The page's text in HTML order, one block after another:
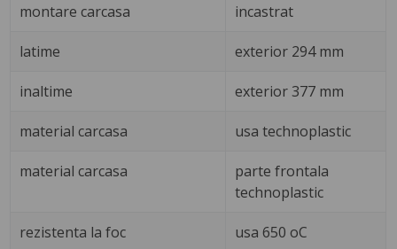
montare carcasa incastrat
latime exterior 294 mm
inaltime exterior 377 mm
material carcasa usa technoplastic
material carcasa
parte frontala
technoplastic
rezistenta la foc usa 650 oC